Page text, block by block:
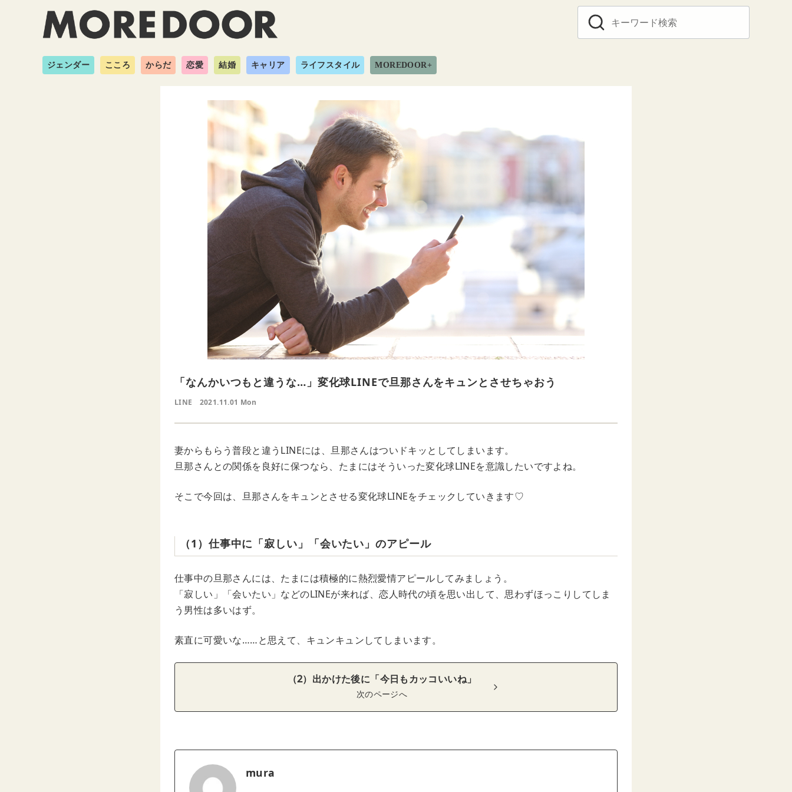
ジェンダー こころ からだ 恋愛 結婚 キャリア ライフスタイル MOREDOOR+
「なんかいつもと違うな…」変化球LINEで旦那さんをキュンとさせちゃおう
LINE 2021.11.01 Mon
妻からもらう普段と違うLINEには、旦那さんはついドキッとしてしまいます。
旦那さんとの関係を良好に保つなら、たまにはそういった変化球LINEを意識したいですよね。
そこで今回は、旦那さんをキュンとさせる変化球LINEをチェックしていきます♡
（1）仕事中に「寂しい」「会いたい」のアピール
仕事中の旦那さんには、たまには積極的に熱烈愛情アピールしてみましょう。
「寂しい」「会いたい」などのLINEが来れば、恋人時代の頃を思い出して、思わずほっこりしてしま
う男性は多いはず。
素直に可愛いな……と思えて、キュンキュンしてしまいます。
（2）出かけた後に「今日もカッコいいね」
次のページへ
mura